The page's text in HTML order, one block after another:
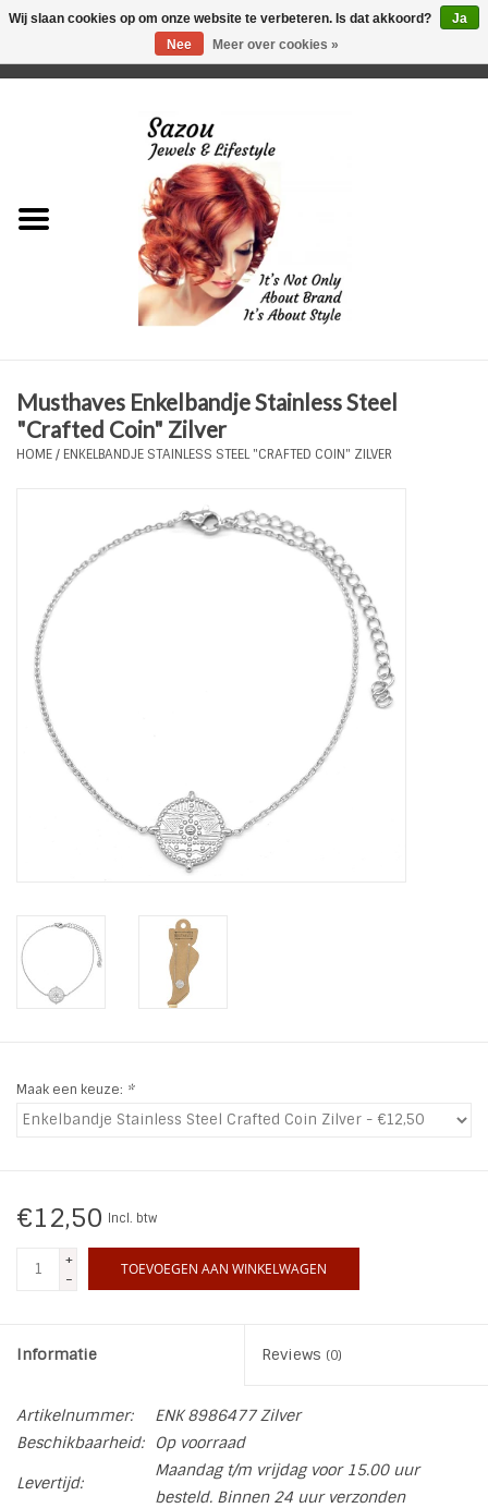
Just for Him
Plus Size Sieraden
Tassen en meer
Haaraccesoires
Zonnebrillen
Fashion
ON THE BEACH
LIFESTYLE PRODUCTEN
SALE
Musthaves Enkelbandje Stainless Steel
"Crafted Coin" Zilver
HOME/ ENKELBANDJE STAINLESS STEEL "CRAFTED COIN" ZILVER
Maak een keuze: *
€12,50 Incl. btw
+
-
TOEVOEGEN AAN WINKELWAGEN
Informatie Reviews (0)
Artikelnummer:
ENK 8986477 Zilver
Beschikbaarheid:
Op voorraad
Levertijd:
Maandag t/m vrijdag voor 15.00 uur
besteld. Binnen 24 uur verzonden
Wij slaan cookies op om onze website te verbeteren. Is dat akkoord?
Ja
Nee
Meer over cookies »